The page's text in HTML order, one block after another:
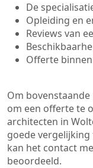
De
Opleiding en
Reviews van
Offerte
Om
om een offerte te
architecten in
goede
kan het contact
beoordeeld.